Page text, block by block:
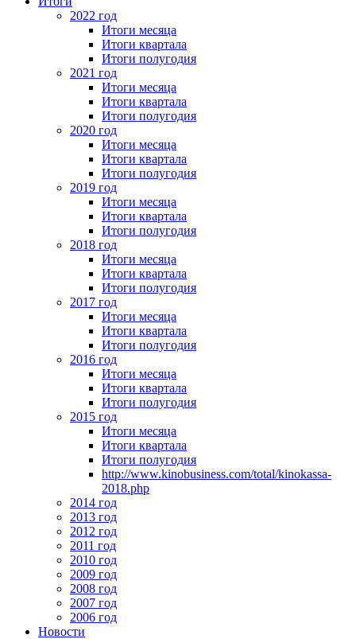
2022 год
Итоги месяца
Итоги квартала
Итоги полугодия
2021 год
Итоги месяца
Итоги квартала
Итоги полугодия
2020 год
Итоги месяца
Итоги квартала
Итоги полугодия
2019 год
Итоги месяца
Итоги квартала
Итоги полугодия
2018 год
Итоги месяца
Итоги квартала
Итоги полугодия
2017 год
Итоги месяца
Итоги квартала
Итоги полугодия
2016 год
Итоги месяца
Итоги квартала
Итоги полугодия
2015 год
Итоги месяца
Итоги квартала
Итоги полугодия
http://www.kinobusiness.com/total/kinokassa-
2018.php
2014 год
2013 год
2012 год
2011 год
2010 год
2009 год
2008 год
2007 год
2006 год
Новости